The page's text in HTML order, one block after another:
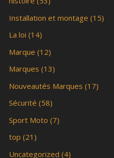
Installation et montage (15)
La loi (14)
Marque (12)
Marques (13)
Nouveautés Marques (17)
Sécurité (58)
Sport Moto (7)
top (21)
Uncategorized (4)